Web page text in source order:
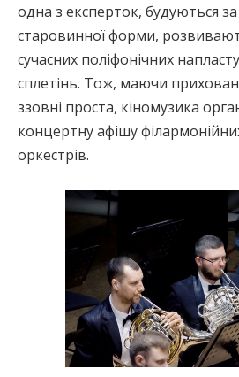
одна з експерток, будуються
старовинної форми,
сучасних поліфонічних
сплетінь. Тож, маючи
ззовні проста, кіномузика
концертну афішу
оркестрів.